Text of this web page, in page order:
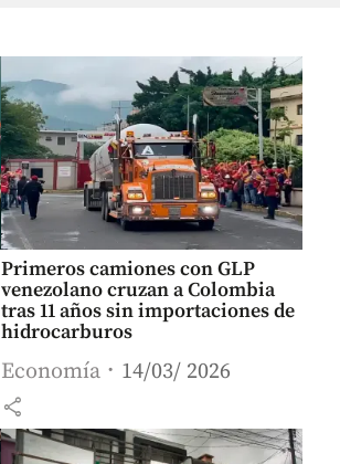
Primeros camiones con GLP
venezolano cruzan a Colombia
tras 11 años sin importaciones de
hidrocarburos
Economía 14/03/ 2026
share